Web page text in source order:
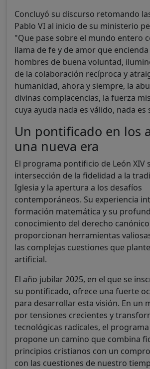
Concluyó su discurso retomando
Pablo VI al inicio de su ministerio
"Que pase sobre el mundo entero
llama de fe y de amor que
hombres de buena voluntad,
de la colaboración recíproca y
humanidad, ahora y siempre, la
divinas complacencias, la fuerza
cuya ayuda nada es válido, nada es
Un pontificado en los
una nueva era
El programa pontificio de León XIV
intersección de la fidelidad a la
Iglesia y la apertura a los desafíos
contemporáneos. Su experiencia
formación matemática y su
conocimiento del derecho
proporcionan herramientas
las complejas cuestiones que
artificial.
El año jubilar 2025, en el que se
su pontificado, ofrece una fuerte
para desarrollar esta visión. En un
por tensiones crecientes y
tecnológicas radicales, el programa
propone un camino que combina
principios cristianos con un
con las cuestiones de nuestro